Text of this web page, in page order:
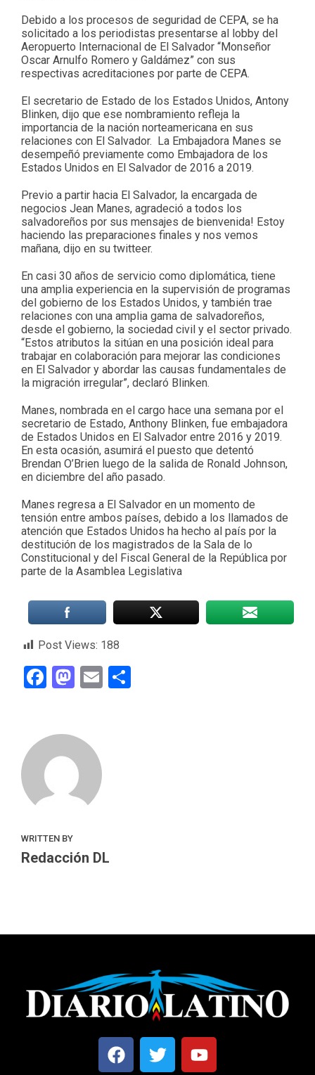
Debido a los procesos de seguridad de CEPA, se ha
solicitado a los periodistas presentarse al lobby del
Aeropuerto Internacional de El Salvador “Monseñor
Oscar Arnulfo Romero y Galdámez” con sus
respectivas acreditaciones por parte de CEPA.
El secretario de Estado de los Estados Unidos, Antony
Blinken, dijo que ese nombramiento refleja la
importancia de la nación norteamericana en sus
relaciones con El Salvador. La Embajadora Manes se
desempeñó previamente como Embajadora de los
Estados Unidos en El Salvador de 2016 a 2019.
Previo a partir hacia El Salvador, la encargada de
negocios Jean Manes, agradeció a todos los
salvadoreños por sus mensajes de bienvenida! Estoy
haciendo las preparaciones finales y nos vemos
mañana, dijo en su twitteer.
En casi 30 años de servicio como diplomática, tiene
una amplia experiencia en la supervisión de programas
del gobierno de los Estados Unidos, y también trae
relaciones con una amplia gama de salvadoreños,
desde el gobierno, la sociedad civil y el sector privado.
“Estos atributos la sitúan en una posición ideal para
trabajar en colaboración para mejorar las condiciones
en El Salvador y abordar las causas fundamentales de
la migración irregular”, declaró Blinken.
Manes, nombrada en el cargo hace una semana por el
secretario de Estado, Anthony Blinken, fue embajadora
de Estados Unidos en El Salvador entre 2016 y 2019.
En esta ocasión, asumirá el puesto que detentó
Brendan O’Brien luego de la salida de Ronald Johnson,
en diciembre del año pasado.
Manes regresa a El Salvador en un momento de
tensión entre ambos países, debido a los llamados de
atención que Estados Unidos ha hecho al país por la
destitución de los magistrados de la Sala de lo
Constitucional y del Fiscal General de la República por
parte de la Asamblea Legislativa
Post Views: 188
Facebook
Mastodon
Email
WRITTEN BY
Redacción DL